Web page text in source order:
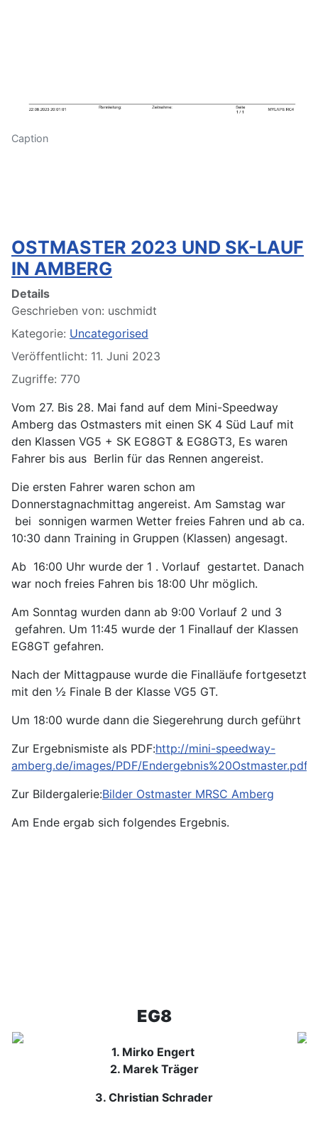
Caption
OSTMASTER 2023 UND SK-LAUF
IN AMBERG
Details
Geschrieben von: uschmidt
Kategorie: Uncategorised
Veröffentlicht: 11. Juni 2023
Zugriffe: 770
Vom 27. Bis 28. Mai fand auf dem Mini-Speedway
Amberg das Ostmasters mit einen SK 4 Süd Lauf mit
den Klassen VG5 + SK EG8GT & EG8GT3, Es waren
Fahrer bis aus Berlin für das Rennen angereist.
Die ersten Fahrer waren schon am
Donnerstagnachmittag angereist. Am Samstag war
bei sonnigen warmen Wetter freies Fahren und ab ca.
10:30 dann Training in Gruppen (Klassen) angesagt.
Ab 16:00 Uhr wurde der 1 . Vorlauf gestartet. Danach
war noch freies Fahren bis 18:00 Uhr möglich.
Am Sonntag wurden dann ab 9:00 Vorlauf 2 und 3
gefahren. Um 11:45 wurde der 1 Finallauf der Klassen
EG8GT gefahren.
Nach der Mittagpause wurde die Finalläufe fortgesetzt
mit den ½ Finale B der Klasse VG5 GT.
Um 18:00 wurde dann die Siegerehrung durch geführt
Zur Ergebnismiste als PDF:http://mini-speedway-
amberg.de/images/PDF/Endergebnis%20Ostmaster.pdf
Zur Bildergalerie:Bilder Ostmaster MRSC Amberg
Am Ende ergab sich folgendes Ergebnis.
EG8
1. Mirko Engert
2. Marek Träger
3. Christian Schrader